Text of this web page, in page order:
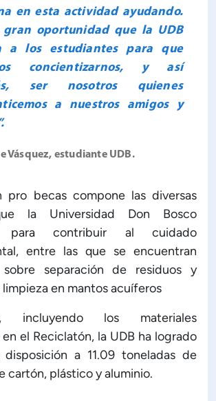
en esta actividad ayudando.
gran oportunidad que la UDB
a los estudiantes para que
concientizarnos, y así
ser nosotros quienes
a nuestros amigos y
Vásquez, estudiante UDB.
pro becas compone las diversas
la Universidad Don Bosco
para contribuir al cuidado
entre las que se encuentran
sobre separación de residuos y
en mantos acuíferos
incluyendo los materiales
el Reciclatón, la UDB ha logrado
a 11.09 toneladas de
cartón, plástico y aluminio.